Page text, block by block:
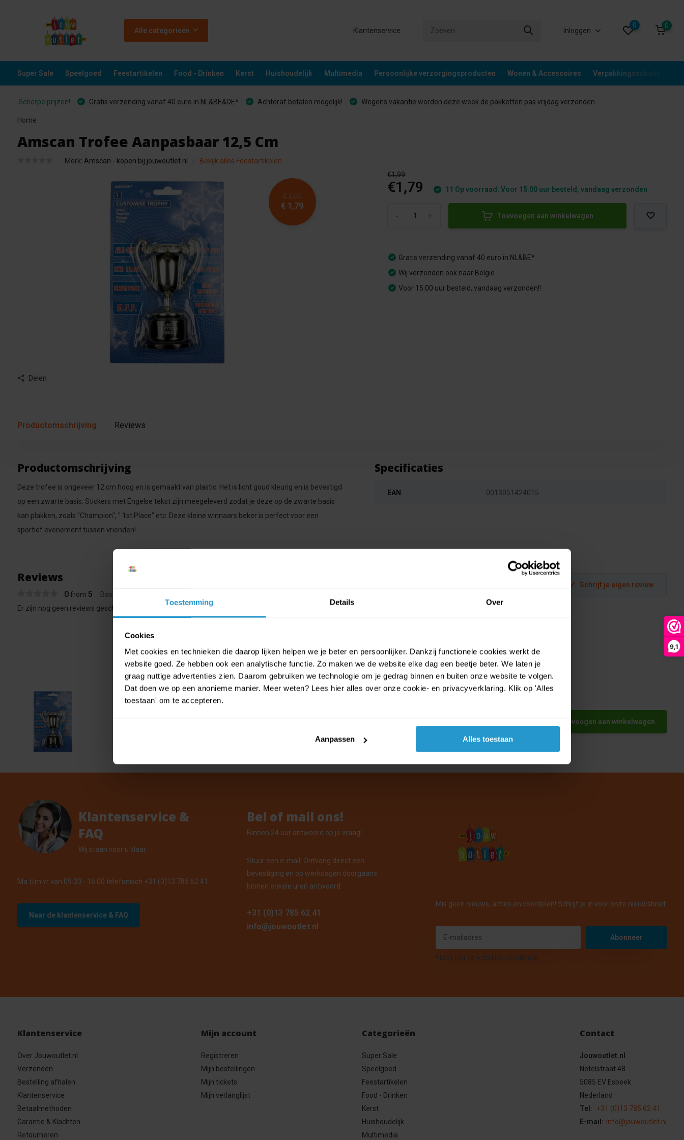
Toestemming Details Over
Cookies
Met cookies en technieken die daarop lijken helpen we je beter en persoonlijker. Dankzij functionele cookies werkt de
website goed. Ze hebben ook een analytische functie. Zo maken we de website elke dag een beetje beter. We laten je
graag nuttige advertenties zien. Daarom gebruiken we technologie om je gedrag binnen en buiten onze website te volgen.
Dat doen we op een anonieme manier. Meer weten? Lees hier alles over onze cookie- en privacyverklaring. Klik op 'Alles
toestaan' om te accepteren.
Aanpassen Alles toestaan
9,1
Alle categorieën Klantenservice Inloggen
0 0
Super Sale Speelgoed Feestartikelen Food - Drinken Kerst Huishoudelijk Multimedia Persoonlijke verzorgingsproducten Wonen & Accessoires Verpakkingsschade
Scherpe prijzen! Gratis verzending vanaf 40 euro in NL&BE&DE* Achteraf betalen mogelijk! Wegens vakantie worden deze week de pakketten pas vrijdag verzonden
Home
Amscan Trofee Aanpasbaar 12,5 Cm
Merk: Amscan - kopen bij jouwoutlet.nl Bekijk alles Feestartikelen
€ 1,99
€ 1,79
Delen
€1,99
€1,79 11 Op voorraad: Voor 15:00 uur besteld, vandaag verzonden
Toevoegen aan winkelwagen
Gratis verzending vanaf 40 euro in NL&BE*
Wij verzenden ook naar Belgie
Voor 15.00 uur besteld, vandaag verzonden!!
Productomschrijving Reviews
Productomschrijving
Deze trofee is ongeveer 12 cm hoog en is gemaakt van plastic. Het is licht goud kleurig en is bevestigd
op een zwarte basis. Stickers met Engelse tekst zijn meegeleverd zodat je deze op de zwarte basis
kan plakken, zoals "Champion", " 1st Place" etc. Deze kleine winnaars beker is perfect voor een
sportief evenement tussen vrienden!
Specificaties
EAN 0013051424015
Reviews
0from 5 Based on 0 reviews
Schrijf je eigen review
Er zijn nog geen reviews geschreven over dit product..
Toevoegen aan winkelwagen
Klantenservice &
FAQ
Wij staan voor u klaar.
Ma t/m vr van 09:30 - 16:00 telefonisch +31 (0)13 785 62 41
Naar de klantenservice & FAQ
Bel of mail ons!
Binnen 24 uur antwoord op je vraag!
Stuur een e-mail. Ontvang direct een
bevestiging en op werkdagen doorgaans
binnen enkele uren antwoord.
+31 (0)13 785 62 41
info@jouwoutlet.nl
Mis geen nieuws, acties en voordelen! Schrijf je in voor onze nieuwsbrief
Abonneer
* Lees hier de wettelijke beperkingen
Klantenservice
Over Jouwoutlet.nl
Verzenden
Bestelling afhalen
Klantenservice
Betaalmethoden
Garantie & Klachten
Retourneren
Mijn account
Registreren
Mijn bestellingen
Mijn tickets
Mijn verlanglijst
Categorieën
Super Sale
Speelgoed
Feestartikelen
Food - Drinken
Kerst
Huishoudelijk
Multimedia
Contact
Jouwoutlet.nl
Notelstraat 48
5085 EV Esbeek
Nederland
Tel:
+31 (0)13 785 62 41
E-mail: info@jouwoutlet.nl